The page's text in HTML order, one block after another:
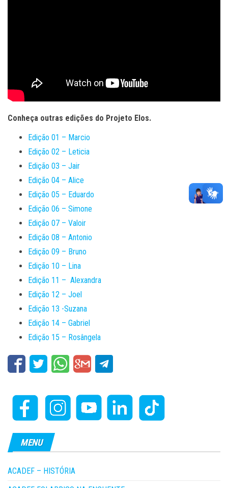
Conheça outras edições do Projeto Elos.
Edição 01 – Marcio
Edição 02 – Leticia
Edição 03 – Jair
Edição 04 – Alice
Edição 05 – Eduardo
Edição 06 – Simone
Edição 07 – Valoir
Edição 08 – Antonio
Edição 09 – Bruno
Edição 10 – Lina
Edição 11 – Alexandra
Edição 12 – Joel
Edição 13 -Suzana
Edição 14 – Gabriel
Edição 15 – Rosângela
MENU
ACADEF – HISTÓRIA